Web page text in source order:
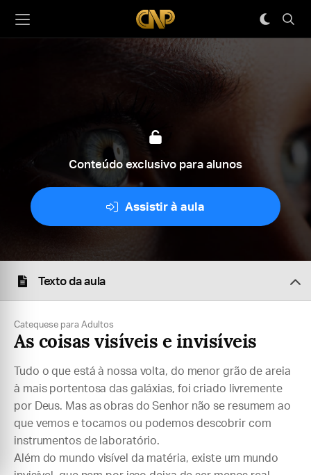
Conteúdo exclusivo para alunos
Assistir à aula
Texto da aula
Catequese para Adultos
As coisas visíveis e invisíveis
Tudo o que está à nossa volta, do menor grão de areia
à mais portentosa das galáxias, foi criado livremente
por Deus. Mas as obras do Senhor não se resumem ao
que vemos e tocamos ou podemos descobrir com
instrumentos de laboratório.
Além do mundo visível da matéria, existe um mundo